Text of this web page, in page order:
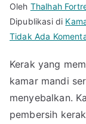
Oleh Thalhah
Dipublikasi di
Tidak Ada
Kerak yang
kamar mandi
menyebalkan.
pembersih